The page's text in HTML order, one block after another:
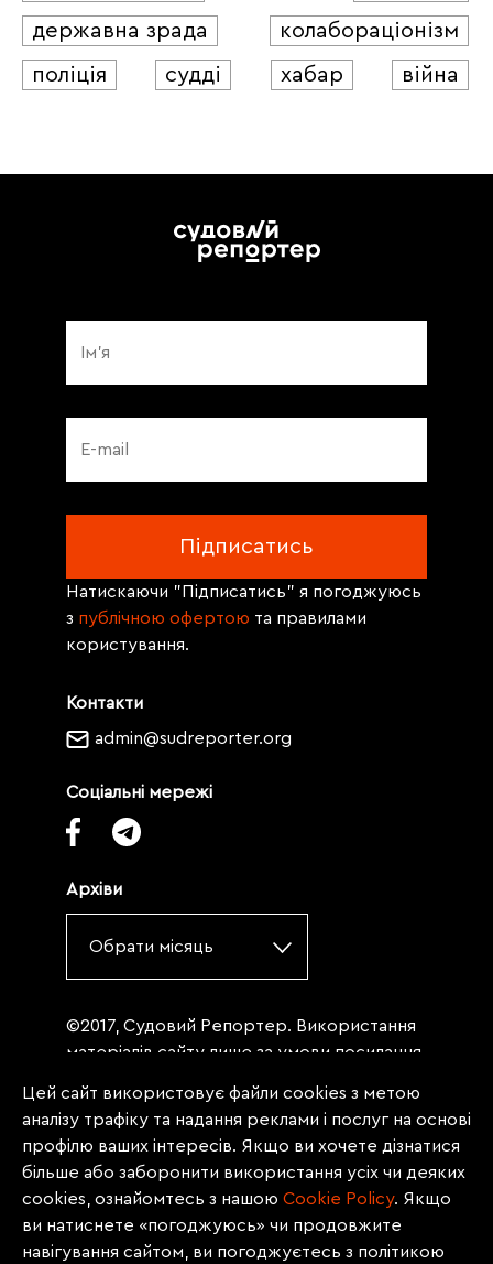
державна зрада
колабораціонізм
поліція
судді хабар війна
Контакти
admin@sudreporter.org
Соціальні мережі
Архіви
Обрати місяць
Натискаючи "Підписатись" я погоджуюсь
з публічною офертою та правилами
користування.
©2017, Судовий Репортер. Використання
матеріалів сайту лише за умови посилання
«Судовий репортер» не нижче третього
абзацу. Матеріали, щодо яких міститься
заборона на повну републікацію
(передрук, копіювання, відтворення або
інше використання), заборонено
передруковувати без згоди редакції.
Цей сайт використовує файли cookies з метою
аналізу трафіку та надання реклами і послуг на основі
профілю ваших інтересів. Якщо ви хочете дізнатися
більше або заборонити використання усіх чи деяких
cookies, ознайомтесь з нашою Сookie Policy. Якщо
ви натиснете «погоджуюсь» чи продовжите
навігування сайтом, ви погоджуєтесь з політикою